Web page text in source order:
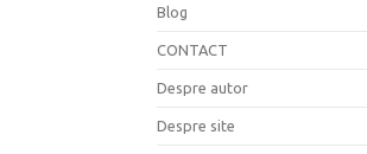
Blog
CONTACT
Despre autor
Despre site